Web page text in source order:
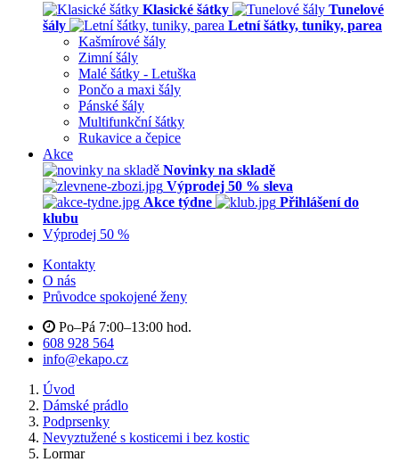
Klasické šátky
Tunelové
šály
Letní šátky, tuniky, parea
Kašmírové šály
Zimní šály
Malé šátky - Letuška
Pončo a maxi šály
Pánské šály
Multifunkční šátky
Rukavice a čepice
Akce
Novinky na skladě
Výprodej 50 % sleva
Akce týdne
Přihlášení do
klubu
Výprodej 50 %
Kontakty
O nás
Průvodce spokojené ženy
Po–Pá 7:00–13:00 hod.
608 928 564
info@ekapo.cz
Úvod
Dámské prádlo
Podprsenky
Nevyztužené s kosticemi i bez kostic
Lormar